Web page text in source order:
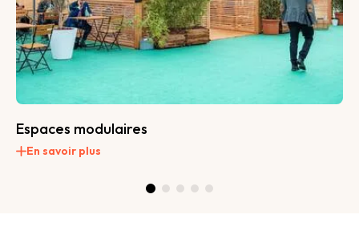
Espaces modulaires
En savoir plus